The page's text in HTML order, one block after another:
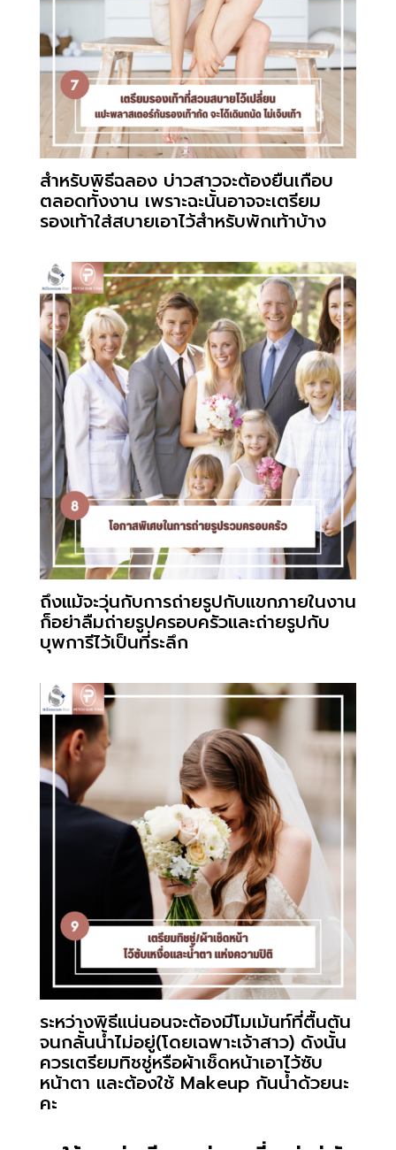
สำหรับพิธีฉลอง บ่าวสาวจะต้องยืนเกือบ
ตลอดทั้งงาน เพราะฉะนั้นอาจจะเตรียม
รองเท้าใส่สบายเอาไว้สำหรับพักเท้าบ้าง
ถึงแม้จะวุ่นกับการถ่ายรูปกับแขกภายในงาน
ก็อย่าลืมถ่ายรูปครอบครัวและถ่ายรูปกับ
บุพการีไว้เป็นที่ระลึก
ระหว่างพิธีแน่นอนจะต้องมีโมเม้นท์ที่ตื้นตัน
จนกลั้นน้ำไม่อยู่(โดยเฉพาะเจ้าสาว) ดังนั้น
ควรเตรียมทิชชู่หรือผ้าเช็ดหน้าเอาไว้ซับ
หน้าตา และต้องใช้ Makeup กันน้ำด้วยนะ
คะ